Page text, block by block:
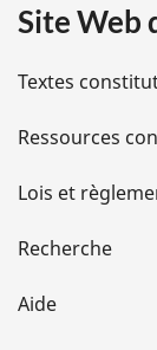
i
l
s
d
e
l
Site Web
Textes
Ressources
Lois et
Recherche
Aide